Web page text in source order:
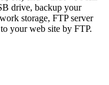
drive, backup your
storage, FTP server
your web site by FTP.